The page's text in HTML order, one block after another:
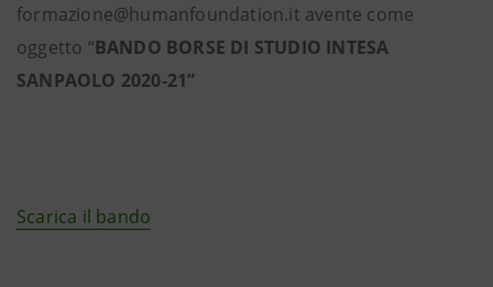
formazione@humanfoundation.it avente come
oggetto “BANDO BORSE DI STUDIO INTESA
SANPAOLO 2020-21”
Scarica il bando